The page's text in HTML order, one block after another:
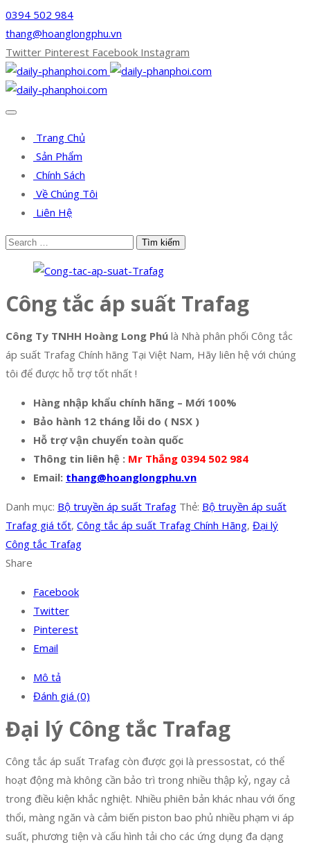
0394 502 984
thang@hoanglongphu.vn
Twitter Pinterest Facebook Instagram
Trang Chủ
Sản Phẩm
Chính Sách
Về Chúng Tôi
Liên Hệ
Công tắc áp suất Trafag
Công Ty TNHH Hoàng Long Phú là Nhà phân phối Công tắc
áp suất Trafag Chính hãng Tại Việt Nam, Hãy liên hệ với chúng
tôi để được hỗ trợ tốt nhất !
Hàng nhập khẩu chính hãng – Mới 100%
Bảo hành 12 tháng lỗi do ( NSX )
Hỗ trợ vận chuyển toàn quốc
Thông tin liên hệ : Mr Thắng 0394 502 984
Email: thang@hoanglongphu.vn
Danh mục: Bộ truyền áp suất Trafag Thẻ: Bộ truyền áp suất
Trafag giá tốt, Công tắc áp suất Trafag Chính Hãng, Đại lý
Công tắc Trafag
Share
Facebook
Twitter
Pinterest
Email
Mô tả
Đánh giá (0)
Đại lý Công tắc Trafag
Công tắc áp suất Trafag còn được gọi là pressostat, có thể
hoạt động mà không cần bảo trì trong nhiều thập kỷ, ngay cả
trong điều kiện khắc nghiệt. Nhiều phiên bản khác nhau với ống
thổi, màng ngăn và cảm biến piston bao phủ nhiều phạm vi áp
suất, phương tiện và cấu hình tải cho các ứng dụng đa dạng